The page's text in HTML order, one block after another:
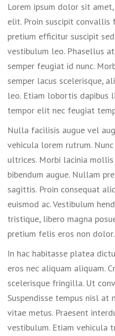
Lorem ipsum dolor sit
elit. Proin suscipit convallis
pretium efficitur suscipit
vestibulum leo. Phasellus
semper feugiat id nunc.
semper lacus scelerisque,
leo. Etiam lobortis
tempor elit nec feugiat
Nulla facilisis augue vel
vehicula lorem rutrum.
ultrices. Morbi lacinia
bibendum augue. Nullam
sagittis. Proin consequat
euismod ac. Vestibulum
tristique, libero magna
pretium felis eros non dolor.
In hac habitasse platea
eros nec aliquam aliquam.
scelerisque fringilla. Ut
Suspendisse tempus nisl at
vitae metus. Praesent
vestibulum. Etiam vehicula